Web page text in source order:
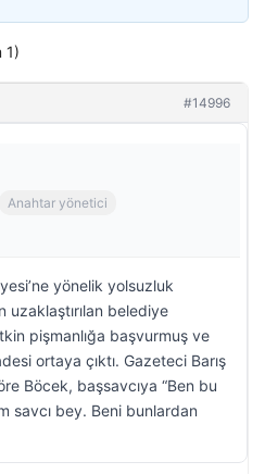
1)
#14996
Anahtar yönetici
yönelik yolsuzluk
uzaklaştırılan belediye
pişmanlığa başvurmuş ve
ortaya çıktı. Gazeteci Barış
Böcek, başsavcıya “Ben bu
savcı bey. Beni bunlardan